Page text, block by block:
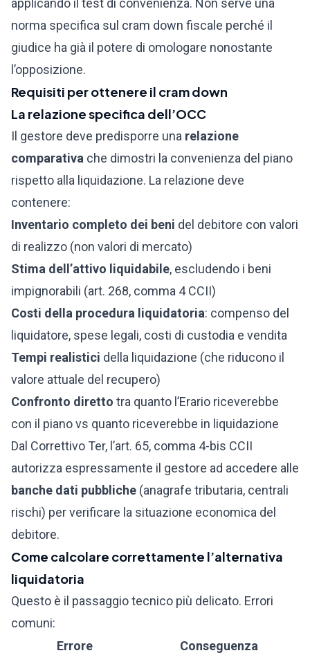
applicando il test di convenienza. Non serve una
norma specifica sul cram down fiscale perché il
giudice ha già il potere di omologare nonostante
l’opposizione.
Requisiti per ottenere il cram down
La relazione specifica dell’OCC
Il gestore deve predisporre una relazione
comparativa che dimostri la convenienza del piano
rispetto alla liquidazione. La relazione deve
contenere:
Inventario completo dei beni del debitore con valori
di realizzo (non valori di mercato)
Stima dell’attivo liquidabile, escludendo i beni
impignorabili (art. 268, comma 4 CCII)
Costi della procedura liquidatoria: compenso del
liquidatore, spese legali, costi di custodia e vendita
Tempi realistici della liquidazione (che riducono il
valore attuale del recupero)
Confronto diretto tra quanto l’Erario riceverebbe
con il piano vs quanto riceverebbe in liquidazione
Dal Correttivo Ter, l’art. 65, comma 4-bis CCII
autorizza espressamente il gestore ad accedere alle
banche dati pubbliche (anagrafe tributaria, centrali
rischi) per verificare la situazione economica del
debitore.
Come calcolare correttamente l’alternativa
liquidatoria
Questo è il passaggio tecnico più delicato. Errori
comuni:
Errore
Conseguenza